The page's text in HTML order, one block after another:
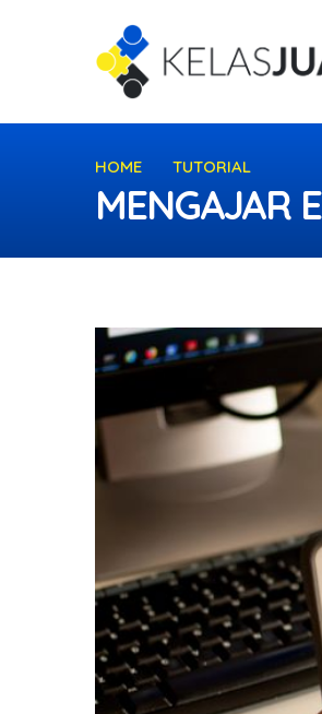
HOME TUTORIAL
MENGAJAR